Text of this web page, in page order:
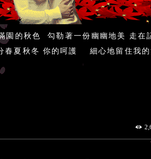
園的秋色 勾勒著一份幽幽地美 走
夏秋冬 你的呵護 細心地留住我的